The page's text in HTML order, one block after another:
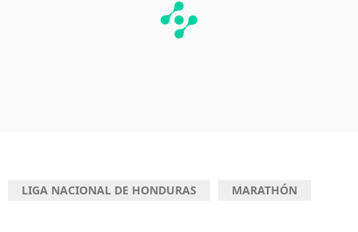
LIGA NACIONAL DE HONDURAS MARATHÓN